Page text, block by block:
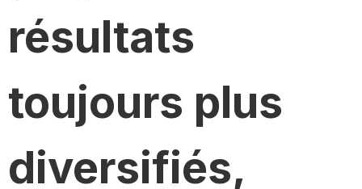
résultats
toujours plus
diversifiés,